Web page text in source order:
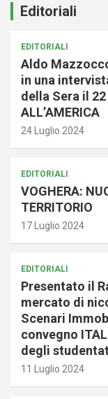
Editoriali
EDITORIALI
Aldo
in una
della Sera il 22
ALL’AMERICA
24 Luglio 2024
EDITORIALI
VOGHERA:
TERRITORIO
17 Luglio 2024
EDITORIALI
Presentato il
mercato di
Scenari
convegno
degli
11 Luglio 2024